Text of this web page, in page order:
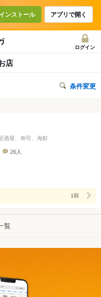
インストール アプリで開く
ログイン
店
条件変更
酒屋、寿司、海鮮
数
26人
1回
覧